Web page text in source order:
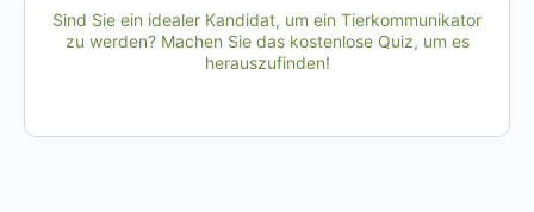
Sind Sie ein idealer Kandidat, um ein Tierkommunikator
zu werden? Machen Sie das kostenlose Quiz, um es
herauszufinden!